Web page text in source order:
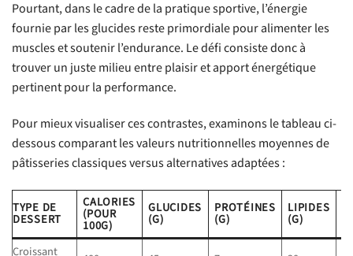
Pourtant, dans le cadre de la pratique sportive, l’énergie
fournie par les glucides reste primordiale pour alimenter les
muscles et soutenir l’endurance. Le défi consiste donc à
trouver un juste milieu entre plaisir et apport énergétique
pertinent pour la performance.
Pour mieux visualiser ces contrastes, examinons le tableau ci-
dessous comparant les valeurs nutritionnelles moyennes de
pâtisseries classiques versus alternatives adaptées :
TYPE DE
DESSERT
CALORIES
(POUR
100G)
GLUCIDES
(G)
PROTÉINES
(G)
LIPIDES
(G)
Croissant